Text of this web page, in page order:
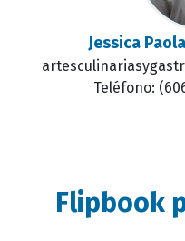
Jessica
Teléfono:
Flipbook